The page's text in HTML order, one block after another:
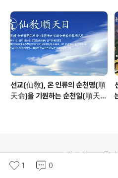
열린학당
선교(仙敎), 온 인류의 순천명(順
天命)을 기원하는 순천일(順天
1 0
티스토리 로그